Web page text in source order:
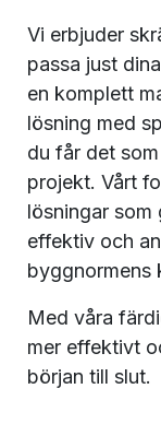
Vi erbjuder
passa just
en komplett
lösning med
du får det
projekt. Vårt
lösningar som
effektiv och
byggnormens
Med våra
mer effektivt
början till slut.